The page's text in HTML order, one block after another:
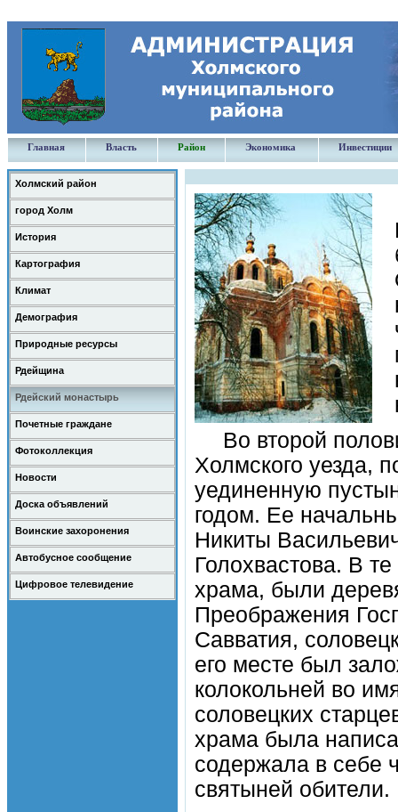
Главная Власть Район Экономика Инвестиции
Холмский район
город Холм
История
Картография
Климат
Демография
Природные ресурсы
Рдейщина
Рдейский монастырь
Почетные граждане
Фотоколлекция
Новости
Доска объявлений
Воинские захоронения
Автобусное сообщение
Цифровое телевидение
Во второй
Холмского уезда,
уединенную
годом. Ее
Никиты
Голохвастова. В
храма, были
Преображения
Савватия,
его месте был
колокольней во
соловецких
храма была
содержала в себе
святыней обители.